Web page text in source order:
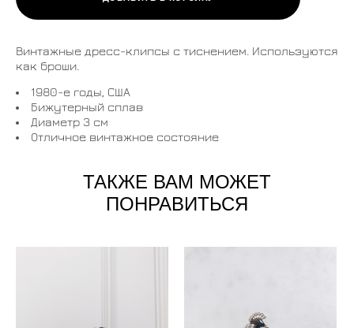
Винтажные дресс-клипсы с тиснением. Используются
как броши.
1980-е годы, США
Бижутерный сплав
Диаметр 3 см
Отличное винтажное состояние
ТАКЖЕ ВАМ МОЖЕТ
ПОНРАВИТЬСЯ